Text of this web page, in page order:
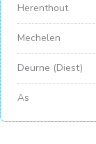
Herenthout
Mechelen
Deurne (Diest)
As